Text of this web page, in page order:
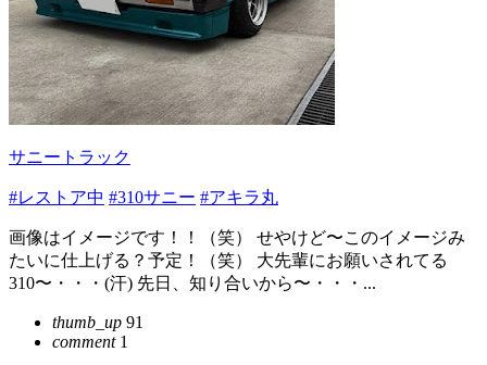
サニートラック
#レストア中 #310サニー #アキラ丸
画像はイメージです！！（笑） せやけど〜このイメージみ
たいに仕上げる？予定！（笑） 大先輩にお願いされてる
310〜・・・(汗) 先日、知り合いから〜・・・...
thumb_up 91
comment1